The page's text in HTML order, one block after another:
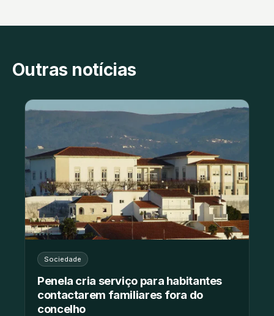
Outras notícias
Sociedade
Penela cria serviço para habitantes
contactarem familiares fora do
concelho